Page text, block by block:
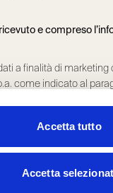
Accetta tutto
Accetta
e compreso
a finalità di marketing
come indicato al
a finalità di marketing
S.p.a. come
Policy*